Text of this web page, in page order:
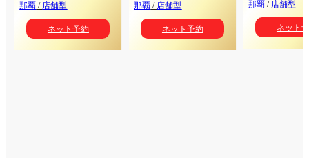
那覇/ 店舗型
ネット予約
那覇/ 店舗型
ネット予約
那覇/ 店舗型
ネット